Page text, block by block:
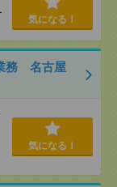
気になる！
務 名古屋
気になる！